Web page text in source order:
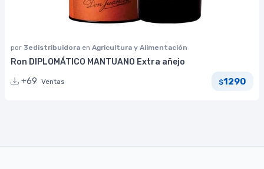
por 3edistribuidora en Agricultura y Alimentación
Ron DIPLOMÁTICO MANTUANO Extra añejo
+69 Ventas $1290